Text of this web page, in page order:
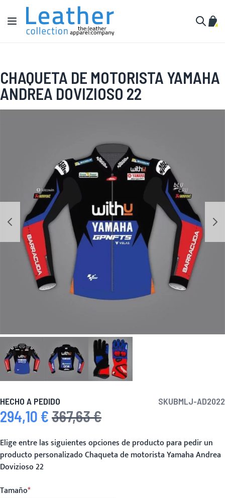
Ir al contenido
Toggle Nav
Mi
CHAQUETA DE MOTORISTA YAMAHA
ANDREA DOVIZIOSO 22
HECHO A PEDIDO SKUBMLJ-AD2022
Precio especial
294,10 € Precio habitual
367,63 €
Elige entre las siguientes opciones de producto para pedir un
producto personalizado Chaqueta de motorista Yamaha Andrea
Dovizioso 22
Tamaño